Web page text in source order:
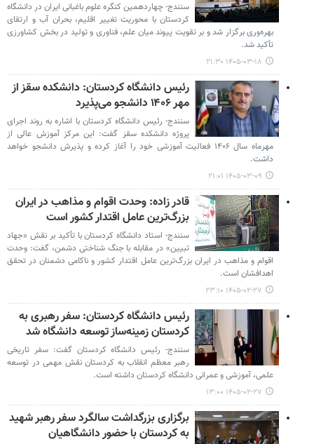
سنندج- چهاردهمین کنگره علوم باغبانی ایران در دانشگاه
کردستان با محوریت تغییر اقلیم، بحران آب و ارتقای
بهره‌وری برگزار شد و بر تقویت پیوند میان علم، فناوری و تولید در بخش کشاورزی
تأکید شد.
۱۴۰۵-۰۳-۱۸ ۲۱:۳۰
رئیس دانشگاه کردستان: دانشکده سقز از
مهر ۱۴۰۶ دانشجو می‌پذیرد
سنندج- رئیس دانشگاه کردستان با اشاره به روند اجرای
پروژه دانشکده سقز گفت: این مرکز آموزش عالی از
مهرماه سال ۱۴۰۶ فعالیت آموزشی خود را آغاز کرده و پذیرش دانشجو خواهد
داشت.
۱۴۰۵-۰۳-۰۹ ۲۱:۰۱
قادر زاده: وحدت اقوام و مذاهب در ایران
بزرگ‌ترین عامل اقتدار کشور است
سنندج- استاد دانشگاه کردستان با تأکید بر نقش «جهاد
تبیین» در مقابله با جنگ شناختی دشمن، گفت: وحدت
اقوام و مذاهب در ایران بزرگ‌ترین عامل اقتدار کشور و ناکامی دشمنان در تحقق
اهدافشان است.
۱۴۰۵-۰۲-۲۷ ۲۳:۱۰
رئیس دانشگاه کردستان: سفر رهبری به
کردستان زمینه‌ساز توسعه دانشگاه شد
سنندج- رئیس دانشگاه کردستان گفت: سفر تاریخی
رهبر معظم انقلاب به کردستان نقش مهمی در توسعه
علمی، آموزشی و عمرانی دانشگاه کردستان داشته است.
۱۴۰۵-۰۲-۲۷ ۱۳:۰۰
برگزاری بزرگداشت سالگرد سفر رهبر شهید
به کردستان با حضور دانشگاهیان